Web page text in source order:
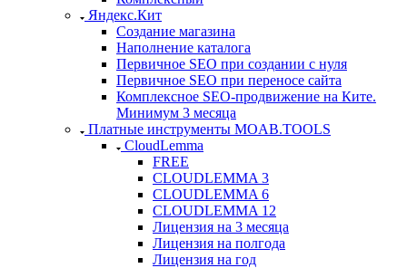
Яндекс.Кит
Создание магазина
Наполнение каталога
Первичное SEO при создании с нуля
Первичное SEO при переносе сайта
Комплексное SEO-продвижение на Ките.
Минимум 3 месяца
Платные инструменты MOAB.TOOLS
CloudLemma
FREE
CLOUDLEMMA 3
CLOUDLEMMA 6
CLOUDLEMMA 12
Лицензия на 3 месяца
Лицензия на полгода
Лицензия на год